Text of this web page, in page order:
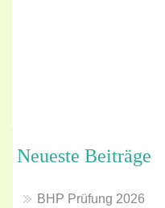
Neueste Beiträge
BHP Prüfung 2026